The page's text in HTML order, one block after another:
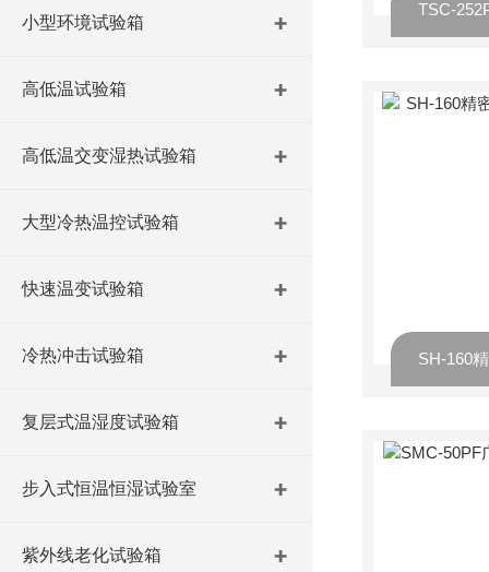
小型环境试验箱
高低温试验箱
高低温交变湿热试验箱
大型冷热温控试验箱
快速温变试验箱
冷热冲击试验箱
复层式温湿度试验箱
步入式恒温恒湿试验室
紫外线老化试验箱